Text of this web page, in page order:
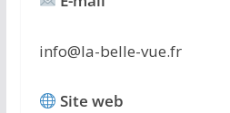
info@la-belle-vue.fr
Site web